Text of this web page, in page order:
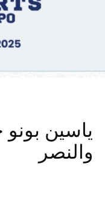
ياسين بونو
والنصر